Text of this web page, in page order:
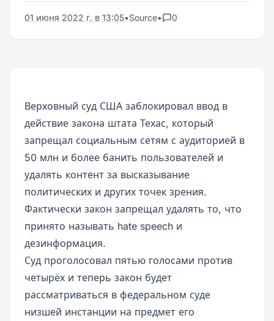
01 июня 2022 г. в 13:05•Source• 0
Верховный суд США заблокировал ввод в
действие закона штата Техас, который
запрещал социальным сетям с аудиторией в
50 млн и более банить пользователей и
удалять контент за высказывание
политических и других точек зрения.
Фактически закон запрещал удалять то, что
принято называть hate speech и
дезинформация.
Суд проголосовал пятью голосами против
четырёх и теперь закон будет
рассматриваться в федеральном суде
низшей инстанции на предмет его